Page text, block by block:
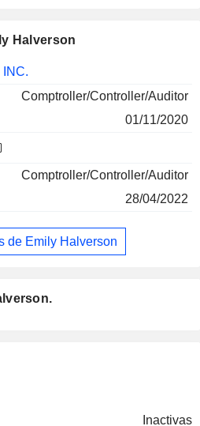
Halverson
INC.
Comptroller/Controller/Auditor
01/11/2020
Comptroller/Controller/Auditor
28/04/2022
de Emily Halverson
Inactivas